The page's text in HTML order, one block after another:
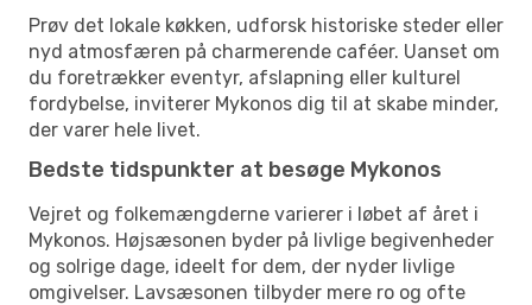
Prøv det lokale køkken, udforsk historiske steder eller
nyd atmosfæren på charmerende caféer. Uanset om
du foretrækker eventyr, afslapning eller kulturel
fordybelse, inviterer Mykonos dig til at skabe minder,
der varer hele livet.
Bedste tidspunkter at besøge Mykonos
Vejret og folkemængderne varierer i løbet af året i
Mykonos. Højsæsonen byder på livlige begivenheder
og solrige dage, ideelt for dem, der nyder livlige
omgivelser. Lavsæsonen tilbyder mere ro og ofte